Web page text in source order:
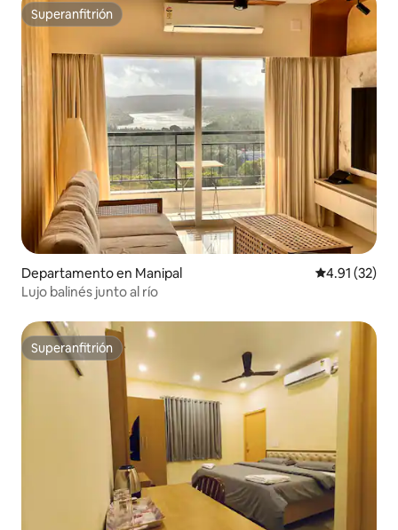
Superanfitrión
Superanfitrión
Departamento en Manipal Calificación
4.91 (32)
Lujo balinés junto al río
Superanfitrión
Superanfitrión